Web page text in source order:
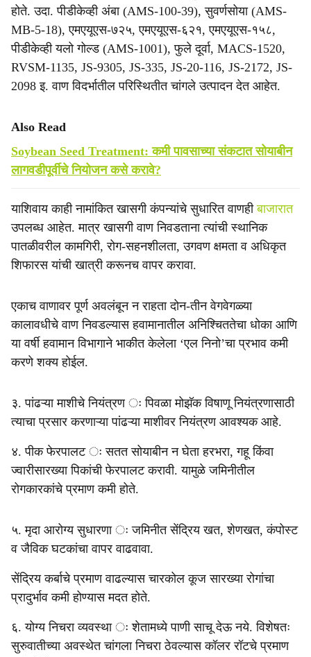
होते. उदा. पीडीकेव्ही अंबा (AMS-100-39), सुवर्णसोया (AMS-
MB-5-18), एमएयूएस-७२५, एमएयूएस-६२१, एमएयूएस-१५८,
पीडीकेव्ही यलो गोल्ड (AMS-1001), फुले दूर्वा, MACS-1520,
RVSM-1135, JS-9305, JS-335, JS-20-116, JS-2172, JS-
2098 इ. वाण विदर्भातील परिस्थितीत चांगले उत्पादन देत आहेत.
Also Read
Soybean Seed Treatment: कमी पावसाच्या संकटात सोयाबीन
लागवडीपूर्वीचे नियोजन कसे करावे?
याशिवाय काही नामांकित खासगी कंपन्यांचे सुधारित वाणहीबाजारात
उपलब्ध आहेत. मात्र खासगी वाण निवडताना त्यांची स्थानिक
पातळीवरील कामगिरी, रोग-सहनशीलता, उगवण क्षमता व अधिकृत
शिफारस यांची खात्री करूनच वापर करावा.
एकाच वाणावर पूर्ण अवलंबून न राहता दोन-तीन वेगवेगळ्या
कालावधीचे वाण निवडल्यास हवामानातील अनिश्चिततेचा धोका आणि
या वर्षी हवामान विभागाने भाकीत केलेला ‘एल निनो’चा प्रभाव कमी
करणे शक्य होईल.
३. पांढऱ्या माशीचे नियंत्रण ः पिवळा मोझॅक विषाणू नियंत्रणासाठी
त्याचा प्रसार करणाऱ्या पांढऱ्या माशीवर नियंत्रण आवश्यक आहे.
४. पीक फेरपालट ः सतत सोयाबीन न घेता हरभरा, गहू किंवा
ज्वारीसारख्या पिकांची फेरपालट करावी. यामुळे जमिनीतील
रोगकारकांचे प्रमाण कमी होते.
५. मृदा आरोग्य सुधारणा ः जमिनीत सेंद्रिय खत, शेणखत, कंपोस्ट
व जैविक घटकांचा वापर वाढवावा.
सेंद्रिय कर्बाचे प्रमाण वाढल्यास चारकोल कूज सारख्या रोगांचा
प्रादुर्भाव कमी होण्यास मदत होते.
६. योग्य निचरा व्यवस्था ः शेतामध्ये पाणी साचू देऊ नये. विशेषतः
सुरुवातीच्या अवस्थेत चांगला निचरा ठेवल्यास कॉलर रॉटचे प्रमाण